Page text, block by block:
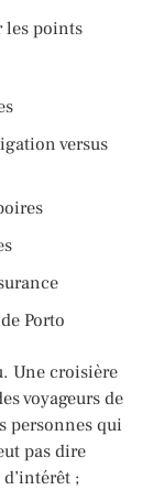
les points
versus
Porto
Une croisière
voyageurs de
personnes qui
pas dire
;